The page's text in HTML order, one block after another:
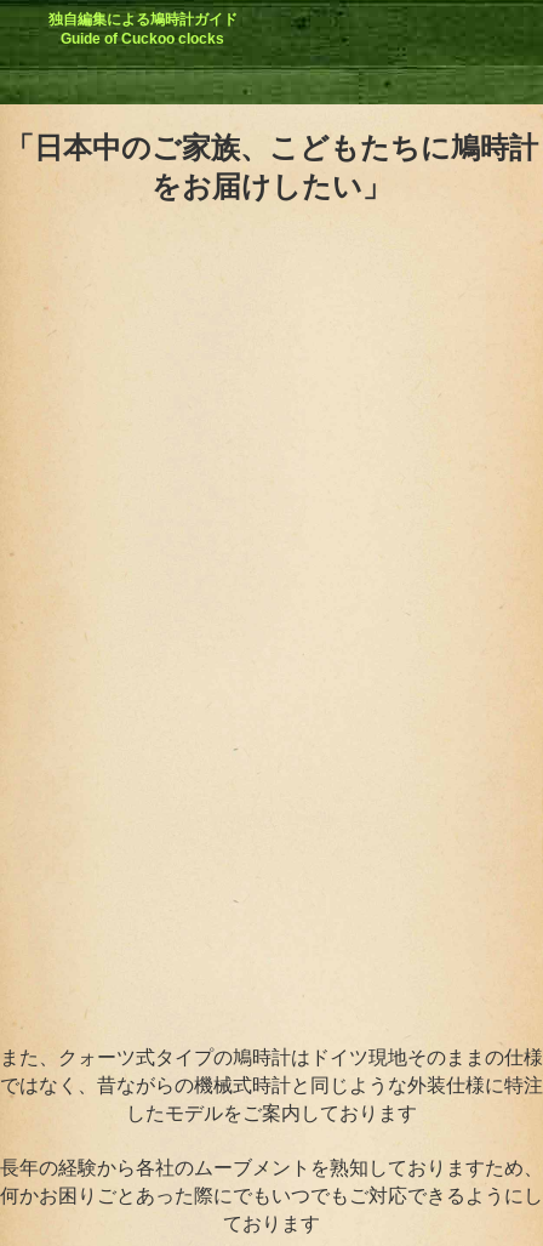
独自編集による鳩時計ガイド
Guide of Cuckoo clocks
「日本中のご家族、こどもたちに鳩時計
をお届けしたい」
また、クォーツ式タイプの鳩時計はドイツ現地そのままの仕様
ではなく、昔ながらの機械式時計と同じような外装仕様に特注
したモデルをご案内しております
長年の経験から各社のムーブメントを熟知しておりますため、
何かお困りごとあった際にでもいつでもご対応できるようにし
ております